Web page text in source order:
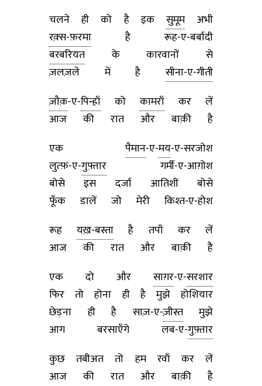
चलने ही को है इक सुमूमअभी
रक़्स-फ़रमा है रूह-ए-बर्बादी
बरबरियत के कारवानों से
ज़लज़ले में है सीना-ए-गीती
ज़ौक़-ए-पिन्हाँ को कामराँ कर लें
आज की रात और बाक़ी है
एक पैमान-ए-मय-ए-सरजोश
लुत्फ़-ए-गुफ़्तार गर्मी-ए-आग़ोश
बोसे इस दर्जा आतिशीं बोसे
फूँक डालें जो मेरी किश्त-ए-होश
रूहयख़-बस्ता है तपाँ कर लें
आज की रात और बाक़ी है
एक दो और साग़र-ए-सरशार
फिर तो होना ही है मुझे होशियार
छेड़ना ही है साज़-ए-ज़ीस्तमुझे
आग बरसाएँगे लब-ए-गुफ़्तार
कुछ तबीअत तो हम रवाँ कर लें
आज की रात और बाक़ी है